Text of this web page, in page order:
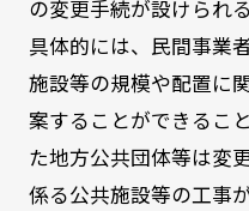
の変更手続が設けられ
具体的には、民間事業
施設等の規模や配置に
案することができるこ
た地方公共団体等は変
係る公共施設等の工事